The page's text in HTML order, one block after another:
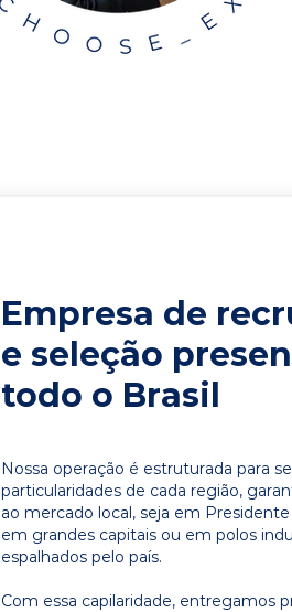
Empresa de
e seleção
todo o Brasil
Nossa operação é estruturada para
particularidades de cada região,
ao mercado local, seja em
em grandes capitais ou em polos
espalhados pelo país.
Com essa capilaridade, entregamos